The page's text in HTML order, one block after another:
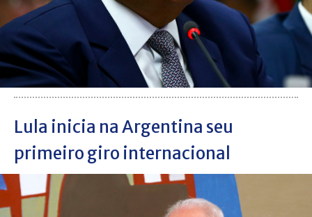
Lula inicia na Argentina seu
primeiro giro internacional